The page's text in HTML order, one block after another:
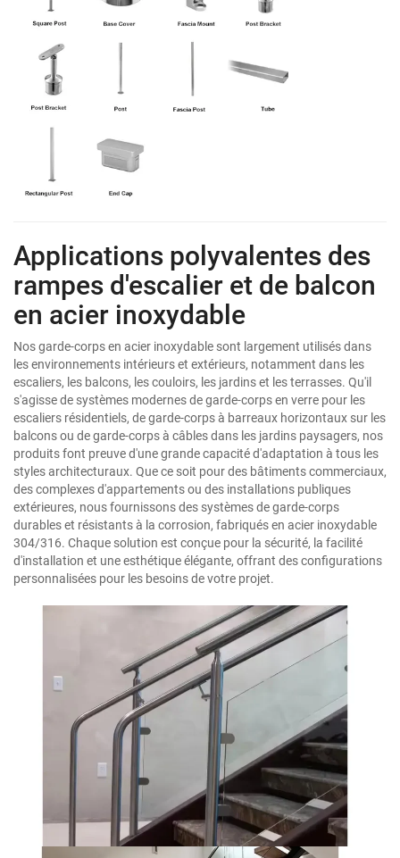
Applications polyvalentes des
rampes d'escalier et de balcon
en acier inoxydable
Nos garde-corps en acier inoxydable sont largement utilisés dans
les environnements intérieurs et extérieurs, notamment dans les
escaliers, les balcons, les couloirs, les jardins et les terrasses. Qu'il
s'agisse de systèmes modernes de garde-corps en verre pour les
escaliers résidentiels, de garde-corps à barreaux horizontaux sur les
balcons ou de garde-corps à câbles dans les jardins paysagers, nos
produits font preuve d'une grande capacité d'adaptation à tous les
styles architecturaux. Que ce soit pour des bâtiments commerciaux,
des complexes d'appartements ou des installations publiques
extérieures, nous fournissons des systèmes de garde-corps
durables et résistants à la corrosion, fabriqués en acier inoxydable
304/316. Chaque solution est conçue pour la sécurité, la facilité
d'installation et une esthétique élégante, offrant des configurations
personnalisées pour les besoins de votre projet.